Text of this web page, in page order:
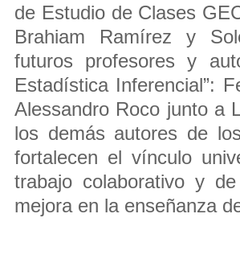
de Estudio de Clases
Brahiam Ramírez y
futuros profesores y
Estadística Inferencial”:
Alessandro Roco junto a
los demás autores de
fortalecen el vínculo
trabajo colaborativo y
mejora en la enseñanza